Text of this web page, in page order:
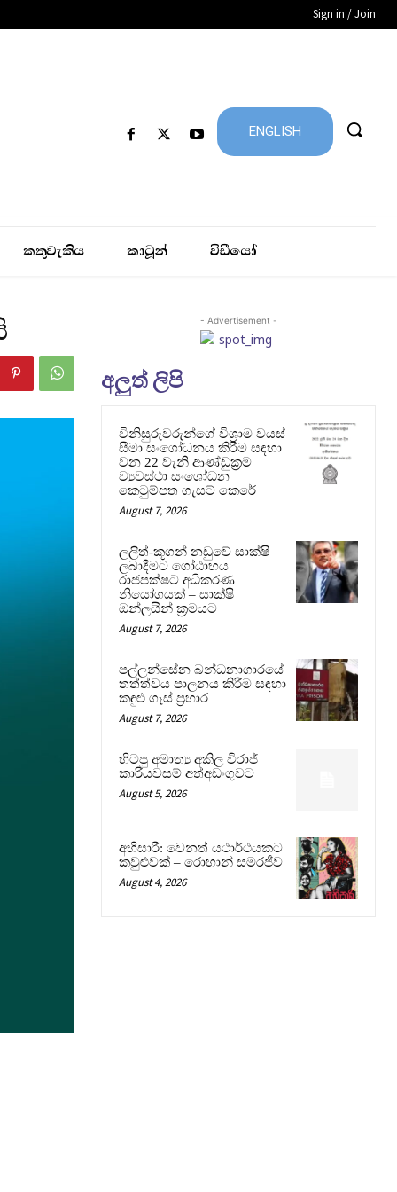
Sign in / Join
ENGLISH
කතුවැකිය කාටූන් විඩීයෝ
- Advertisement -
අලුත් ලිපි
විනිසුරුවරුන්ගේ විශ්‍රාම වයස්
සීමා සංශෝධනය කිරීම සඳහා
වන 22 වැනි ආණ්ඩුක්‍රම
ව්‍යවස්ථා සංශෝධන
කෙටුම්පත ගැසට් කෙරේ
August 7, 2026
ලලිත්-කූගන් නඩුවේ සාක්ෂි
ලබාදීමට ගෝඨාභය
රාජපක්ෂට අධිකරණ
නියෝගයක් – සාක්ෂි
ඔන්ලයින් ක්‍රමයට
August 7, 2026
පල්ලන්සේන බන්ධනාගාරයේ
තත්ත්වය පාලනය කිරීම සඳහා
කඳුළු ගෑස් ප්‍රහාර
August 7, 2026
හිටපු අමාත්‍ය අකිල විරාජ්
කාරියවසම් අත්අඩංගුවට
August 5, 2026
අභිසාරී: වෙනත් යථාර්ථයකට
කවුළුවක් – රොහාන් සමරජීව
August 4, 2026